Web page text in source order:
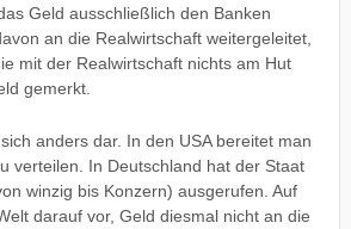
Geld ausschließlich den Banken
an die Realwirtschaft weitergeleitet,
mit der Realwirtschaft nichts am Hut
gemerkt.
anders dar. In den USA bereitet man
verteilen. In Deutschland hat der Staat
winzig bis Konzern) ausgerufen. Auf
darauf vor, Geld diesmal nicht an die